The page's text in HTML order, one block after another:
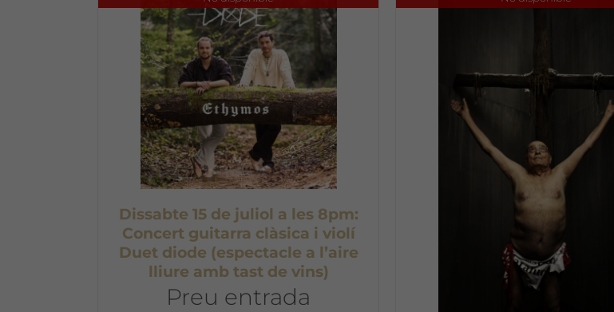
Dissabte 15 de juliol a les 8pm:
Concert guitarra clàsica i violí
Duet diode (espectacle a l’aire
lliure amb tast de vins)
Preu entrada